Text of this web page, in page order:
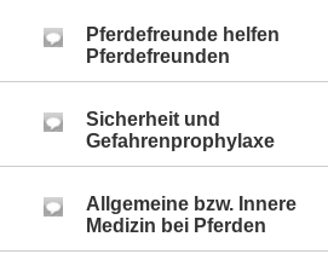
Pferdefreunde helfen
Pferdefreunden
Sicherheit und
Gefahrenprophylaxe
Allgemeine bzw. Innere
Medizin bei Pferden